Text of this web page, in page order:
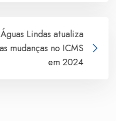
Lindas atualiza
mudanças no ICMS
em 2024